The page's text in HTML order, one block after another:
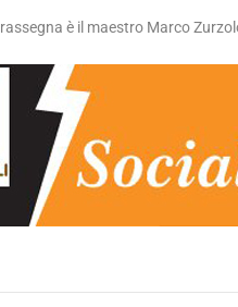
è il maestro Marco